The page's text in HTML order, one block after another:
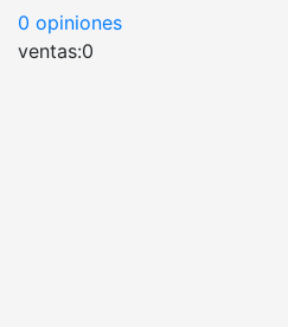
0 opiniones
ventas:0